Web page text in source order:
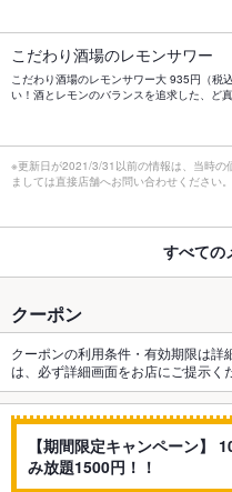
こだわり酒場のレモンサワー
こだわり酒場のレモンサワー大 935円（
い！酒とレモンのバランスを追求した、ど
※更新日が2021/3/31以前の情報は、当時の
ましては直接店舗へお問い合わせください。
すべての
クーポン
クーポンの利用条件・有効期限は
は、必ず詳細画面をお店にご提示く
【期間限定キャンペーン】
み放題1500円！！